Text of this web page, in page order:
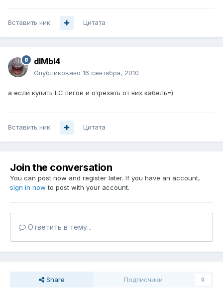
Вставить ник Цитата
dIMbI4
Опубликовано 16 сентября, 2010
а если купить LC пигов и отрезать от них кабель=)
Вставить ник Цитата
Join the conversation
You can post now and register later. If you have an account,
sign in now to post with your account.
Ответить в тему...
Share Подписчики 0